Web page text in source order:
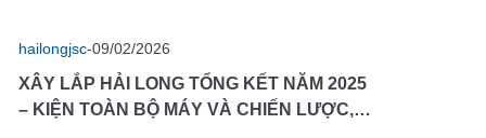
hailongjsc-09/02/2026
XÂY LẮP HẢI LONG TỔNG KẾT NĂM 2025
– KIỆN TOÀN BỘ MÁY VÀ CHIẾN LƯỢC,